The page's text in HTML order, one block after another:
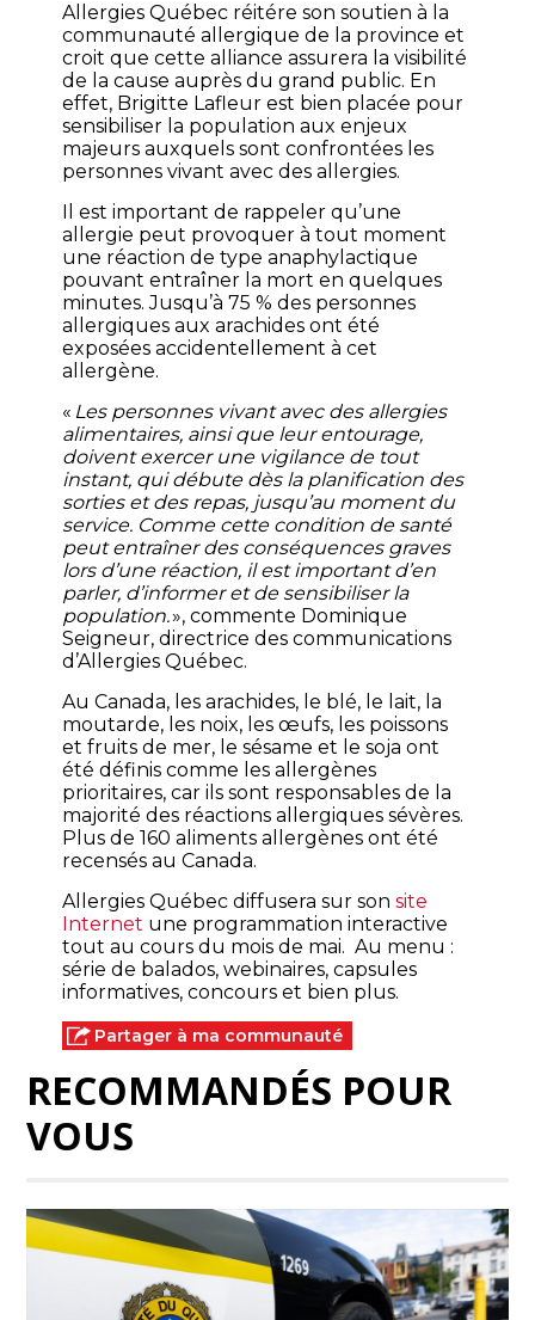
Allergies Québec réitére son soutien à la
communauté allergique de la province et
croit que cette alliance assurera la visibilité
de la cause auprès du grand public. En
effet, Brigitte Lafleur est bien placée pour
sensibiliser la population aux enjeux
majeurs auxquels sont confrontées les
personnes vivant avec des allergies.
Il est important de rappeler qu’une
allergie peut provoquer à tout moment
une réaction de type anaphylactique
pouvant entraîner la mort en quelques
minutes.Jusqu’à 75 % des personnes
allergiques aux arachides ont été
exposées accidentellement à cet
allergène.
« Les personnes vivant avec des allergies
alimentaires, ainsi que leur entourage,
doivent exercer une vigilance de tout
instant, qui débute dès la planification des
sorties et des repas, jusqu’au moment du
service. Comme cette condition de santé
peut entraîner des conséquences graves
lors d’une réaction, il est important d’en
parler, d’informer et de sensibiliser la
population.», commente Dominique
Seigneur, directrice des communications
d’Allergies Québec.
Au Canada, les arachides, le blé, le lait, la
moutarde, les noix, les œufs, les poissons
et fruits de mer, le sésame et le soja ont
été définis comme les allergènes
prioritaires, car ils sont responsables de la
majorité des réactions allergiques sévères.
Plus de 160 aliments allergènes ont été
recensés au Canada.
Allergies Québec diffusera sur sonsite
Internet une programmation interactive
tout au cours du mois de mai. Au menu :
série de balados, webinaires, capsules
informatives, concours et bien plus.
Partager à ma communauté
RECOMMANDÉS POUR
VOUS